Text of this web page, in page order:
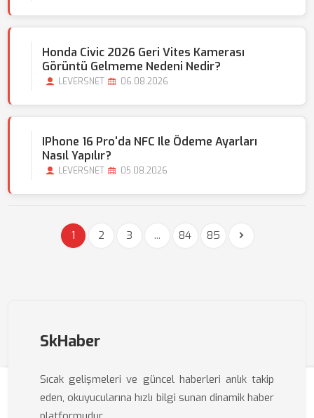
Honda Civic 2026 Geri Vites Kamerası
Görüntü Gelmeme Nedeni Nedir?
LEVERSNET 06.08.2026
IPhone 16 Pro'da NFC Ile Ödeme Ayarları
Nasıl Yapılır?
LEVERSNET 05.08.2026
1 2 3 ... 84 85
SkHaber
Sıcak gelişmeleri ve güncel haberleri anlık takip
eden, okuyucularına hızlı bilgi sunan dinamik haber